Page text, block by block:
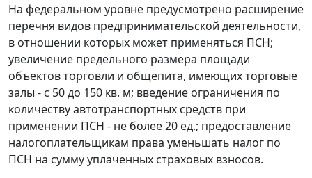
На федеральном уровне предусмотрено расширение
перечня видов предпринимательской деятельности,
в отношении которых может применяться ПСН;
увеличение предельного размера площади
объектов торговли и общепита, имеющих торговые
залы - с 50 до 150 кв. м; введение ограничения по
количеству автотранспортных средств при
применении ПСН - не более 20 ед.; предоставление
налогоплательщикам права уменьшать налог по
ПСН на сумму уплаченных страховых взносов.